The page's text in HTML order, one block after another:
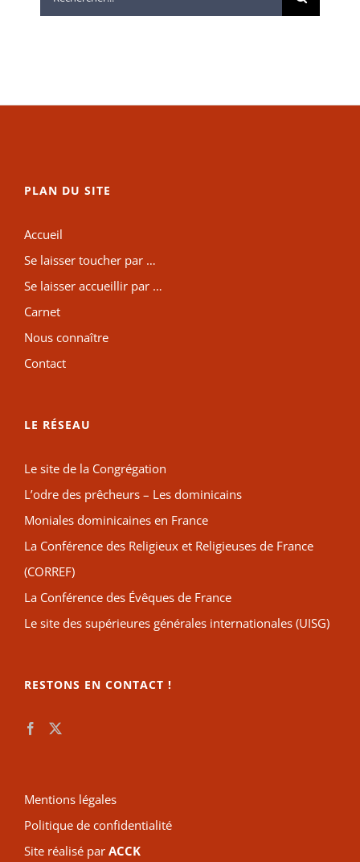
PLAN DU SITE
Accueil
Se laisser toucher par …
Se laisser accueillir par …
Carnet
Nous connaître
Contact
LE RÉSEAU
Le site de la Congrégation
L’odre des prêcheurs – Les dominicains
Moniales dominicaines en France
La Conférence des Religieux et Religieuses de France
(CORREF)
La Conférence des Évêques de France
Le site des supérieures générales internationales (UISG)
RESTONS EN CONTACT !
Mentions légales
Politique de confidentialité
Site réalisé par ACCK